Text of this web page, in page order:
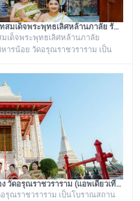
บทที่ 11.2 พระแท่นบรรทม พระบาทสมเด็จพระพุทธเลิศหล้านภาลัย รัชกาลที่ ๒ วัดอรุณราชวราราม (แอพเดียวเที่ยวทั่ววัดอรุณ)
เด็จพระพุทธเลิศหล้านภาลัย
ารน้อย วัดอรุณราชวราราม เป็น
มมาช้านาน ตั้งแต่เมื่อครั้งที่พระบาท
าลที่ ๒ พระองค์ยังทรงครองพระยศ
าประทับอยู่ที่พระราชวังเดิม
บทที่ 12 มณฑปพระพุทธบาทจำลอง วัดอรุณราชวราราม (แอพเดียวเที่ยวทั่ววัดอรุณ)
ณราชวราราม เป็นโบราณสถาน